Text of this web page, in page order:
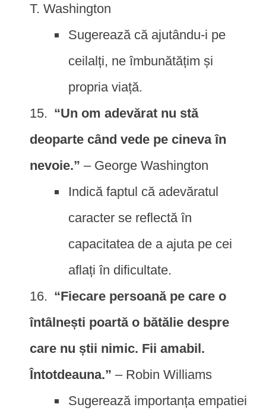
T. Washington
Sugerează că ajutându-i pe
ceilalți, ne îmbunătățim și
propria viață.
“Un om adevărat nu stă
deoparte când vede pe cineva în
nevoie.” – George Washington
Indică faptul că adevăratul
caracter se reflectă în
capacitatea de a ajuta pe cei
aflați în dificultate.
“Fiecare persoană pe care o
întâlnești poartă o bătălie despre
care nu știi nimic. Fii amabil.
Întotdeauna.” – Robin Williams
Sugerează importanța empatiei